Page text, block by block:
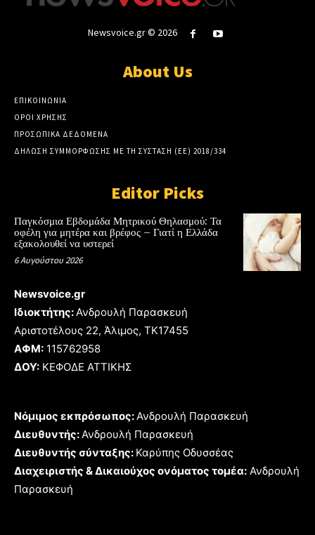
Newsvoice.gr © 2026
About Us
ΕΠΙΚΟΙΝΩΝΙΑ
ΟΡΟΙ ΧΡΗΣΗΣ
ΠΡΟΣΩΠΙΚΑ ΔΕΔΟΜΕΝΑ
ΔΗΛΩΣΗ ΣΥΜΜΟΡΦΩΣΗΣ ΜΕ ΤΗ ΣΥΣΤΑΣΗ (ΕΕ) 2018/334
Editor Picks
Παγκόσμια Εβδομάδα Μητρικού Θηλασμού: Τα
οφέλη για μητέρα και βρέφος – Γιατί η Ελλάδα
εξακολουθεί να υστερεί
6 Αυγούστου 2026
Newsvoice.gr
Ιδιοκτήτης: Ανδρουλή Παρασκευή
Αριστοτέλους 22, Άλιμος, TK17455
ΑΦΜ: 115762958
ΔΟΥ: ΚΕΦΟΔΕ ΑΤΤΙΚΗΣ
Νόμιμος εκπρόσωπος: Ανδρουλή Παρασκευή
Διευθυντής: Ανδρουλή Παρασκευή
Διευθυντής σύνταξης: Καρύπης Οδυσσέας
Διαχειριστής & Δικαιούχος ονόματος τομέα: Ανδρουλή
Παρασκευή